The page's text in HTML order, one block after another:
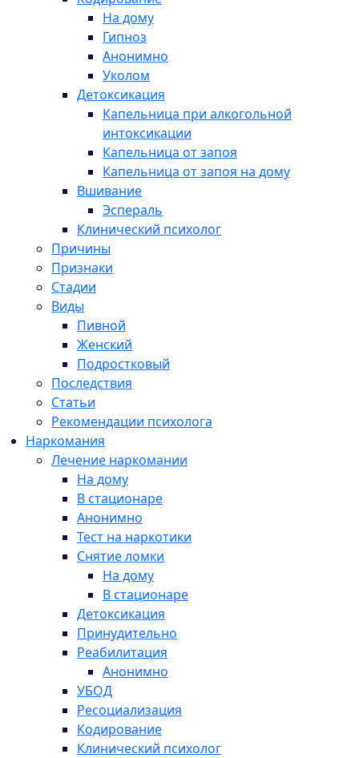
На дому
Гипноз
Анонимно
Уколом
Детоксикация
Капельница при алкогольной
интоксикации
Капельница от запоя
Капельница от запоя на дому
Вшивание
Эспераль
Клинический психолог
Причины
Признаки
Стадии
Виды
Пивной
Женский
Подростковый
Последствия
Статьи
Рекомендации психолога
Наркомания
Лечение наркомании
На дому
В стационаре
Анонимно
Тест на наркотики
Снятие ломки
На дому
В стационаре
Детоксикация
Принудительно
Реабилитация
Анонимно
УБОД
Ресоциализация
Кодирование
Клинический психолог